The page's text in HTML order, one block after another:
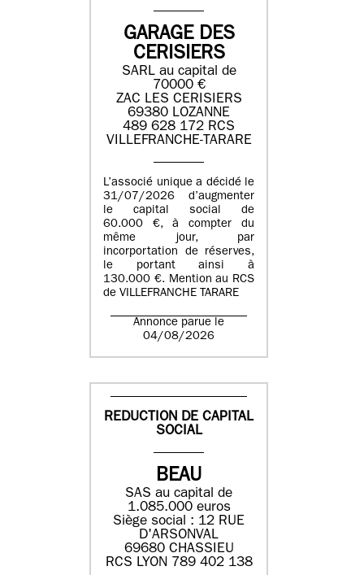
GARAGE DES
CERISIERS
SARL au capital de
70000 €
ZAC LES CERISIERS
69380 LOZANNE
489 628 172 RCS
VILLEFRANCHE-TARARE
L’associé unique a décidé le
31/07/2026 d’augmenter
le capital social de
60.000 €, à compter du
même jour, par
incorportation de réserves,
le portant ainsi à
130.000 €. Mention au RCS
de VILLEFRANCHE TARARE
Annonce parue le
04/08/2026
REDUCTION DE CAPITAL
SOCIAL
BEAU
SAS au capital de
1.085.000 euros
Siège social : 12 RUE
D'ARSONVAL
69680 CHASSIEU
RCS LYON 789 402 138